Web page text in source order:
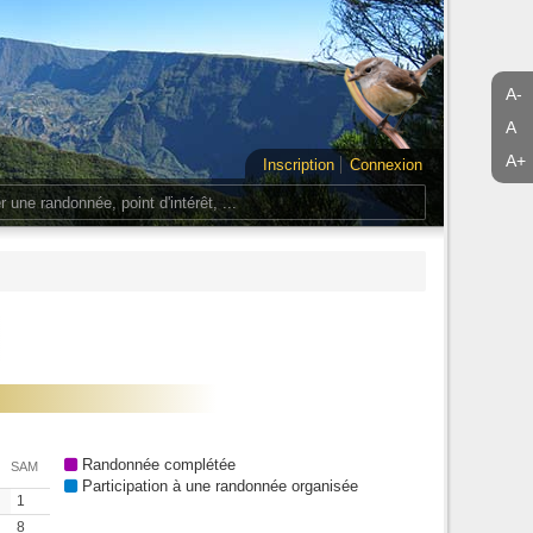
A-
A
A+
Inscription
Connexion
SAM
1
8
Randonnée complétée
Participation à une randonnée organisée